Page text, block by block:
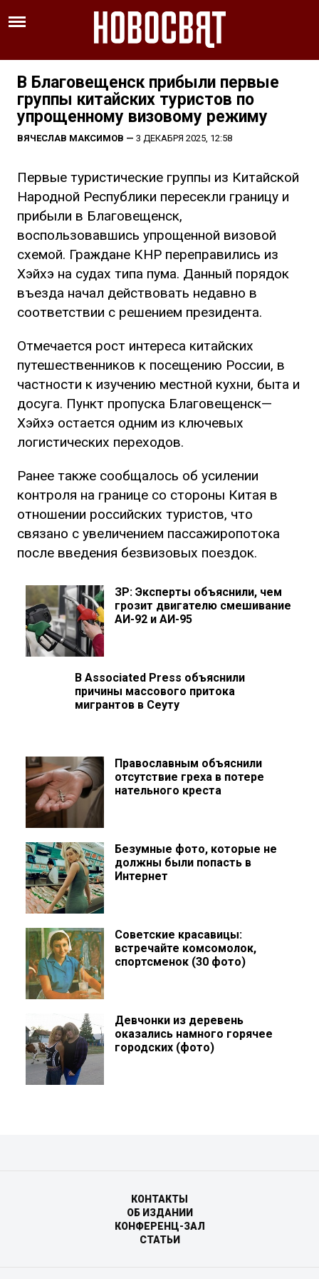
В Благовещенск прибыли первые
группы китайских туристов по
упрощенному визовому режиму
ВЯЧЕСЛАВ МАКСИМОВ — 3 ДЕКАБРЯ 2025, 12:58
Первые туристические группы из Китайской
Народной Республики пересекли границу и
прибыли в Благовещенск,
воспользовавшись упрощенной визовой
схемой. Граждане КНР переправились из
Хэйхэ на судах типа пума. Данный порядок
въезда начал действовать недавно в
соответствии с решением президента.
Отмечается рост интереса китайских
путешественников к посещению России, в
частности к изучению местной кухни, быта и
досуга. Пункт пропуска Благовещенск—
Хэйхэ остается одним из ключевых
логистических переходов.
Ранее также сообщалось об усилении
контроля на границе со стороны Китая в
отношении российских туристов, что
связано с увеличением пассажиропотока
после введения безвизовых поездок.
ЗР: Эксперты объяснили, чем
грозит двигателю смешивание
АИ-92 и АИ-95
В Associated Press объяснили
причины массового притока
мигрантов в Сеуту
Православным объяснили
отсутствие греха в потере
нательного креста
Безумные фото, которые не
должны были попасть в
Интернет
Советские красавицы:
встречайте комсомолок,
спортсменок (30 фото)
Девчонки из деревень
оказались намного горячее
городских (фото)
КОНТАКТЫ
ОБ ИЗДАНИИ
КОНФЕРЕНЦ-ЗАЛ
СТАТЬИ